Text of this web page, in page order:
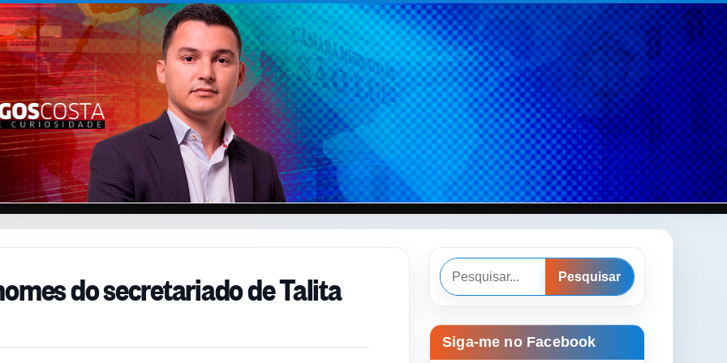
do secretariado de Talita
Pesquisar
Pesquisar
Siga-me no Facebook